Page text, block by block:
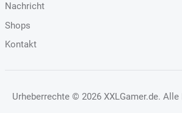
Nachricht
Shops
Kontakt
Urheberrechte © 2026 XXLGamer.de. Alle